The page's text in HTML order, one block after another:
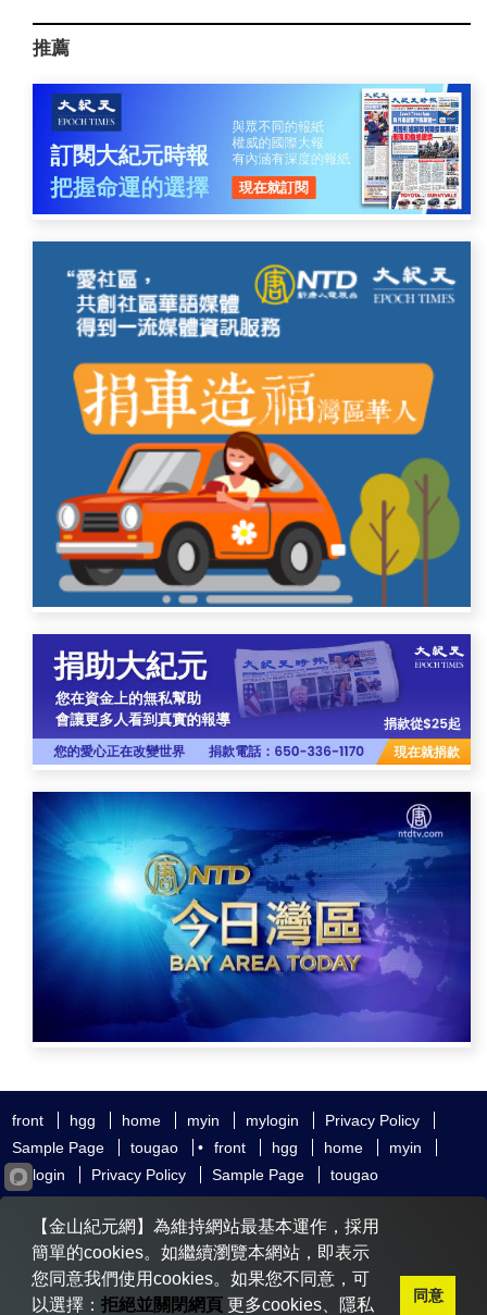
推薦
front hgg home myin mylogin
Privacy Policy
Sample Page
tougao • front hgg home
myin
mylogin
Privacy Policy Sample Page tougao
友好鏈接 追查國際 新唐人電視
神韻藝術團
大紀元時報
希望之聲 全球退黨服務中心 明慧網
無界網
【金山紀元網】為維持網站最基本運作，採用
簡單的cookies。如繼續瀏覽本網站，即表示
您同意我們使用cookies。如果您不同意，可
以選擇： 拒絕並關閉網頁更多cookies、隱私 同意